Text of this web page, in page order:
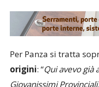
Per Panza si tratta
origini
Qui avevo